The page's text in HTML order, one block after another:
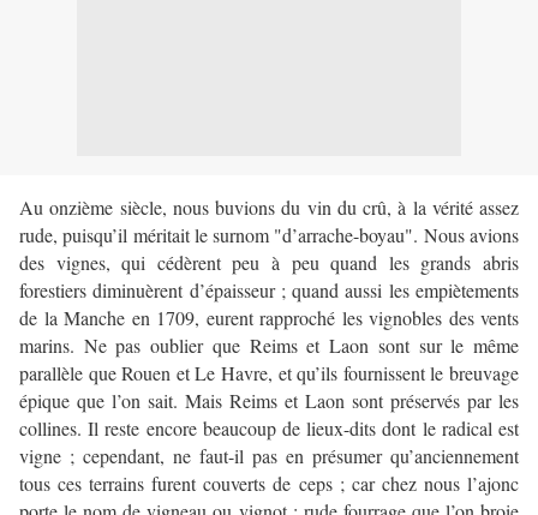
Au onzième siècle, nous buvions du vin du crû, à la vérité assez
rude, puisqu’il méritait le surnom "d’arrache-boyau". Nous avions
des vignes, qui cédèrent peu à peu quand les grands abris
forestiers diminuèrent d’épaisseur ; quand aussi les empiètements
de la Manche en 1709, eurent rapproché les vignobles des vents
marins. Ne pas oublier que Reims et Laon sont sur le même
parallèle que Rouen et Le Havre, et qu’ils fournissent le breuvage
épique que l’on sait. Mais Reims et Laon sont préservés par les
collines. Il reste encore beaucoup de lieux-dits dont le radical est
vigne ; cependant, ne faut-il pas en présumer qu’anciennement
tous ces terrains furent couverts de ceps ; car chez nous l’ajonc